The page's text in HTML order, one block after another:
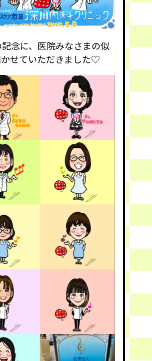
念に、医院みなさまの似
せていただきました♡